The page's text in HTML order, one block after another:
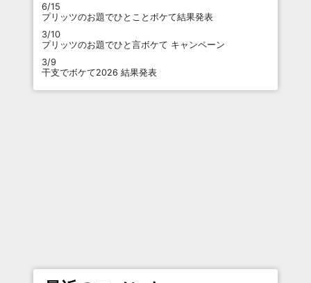
6/15
プリッツのお題でひとことボケて結果発表
3/10
プリッツのお題でひと言ボケて キャンペーン
3/9
干支でボケて2026 結果発表